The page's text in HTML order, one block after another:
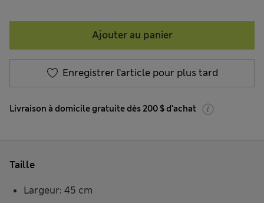
Ajouter au panier
Enregistrer l’article pour plus tard
Livraison à domicile gratuite dès 200 $ d'achat
Taille
Largeur: 45 cm